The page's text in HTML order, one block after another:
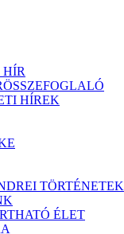
HÍREK
TÖRTÉNETEK
ÉLET